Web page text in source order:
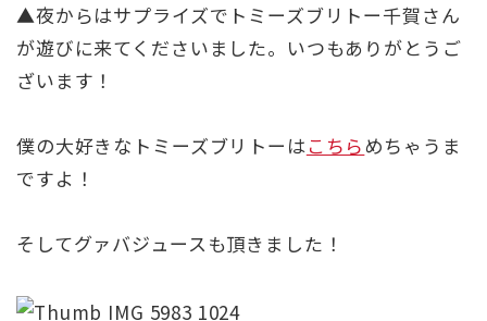
▲夜からはサプライズでトミーズブリトー千賀さん
が遊びに来てくださいました。いつもありがとうご
ざいます！
僕の大好きなトミーズブリトーはこちらめちゃうま
ですよ！
そしてグァバジュースも頂きました！